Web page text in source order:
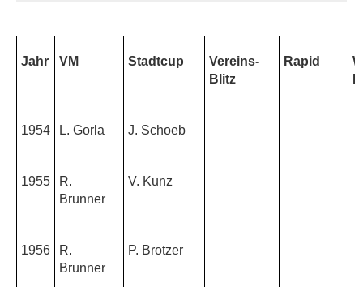
Jahr VM Stadtcup
Vereins-
Blitz
Rapid
1954 L. Gorla J. Schoeb
1955
R.
Brunner
V. Kunz
1956
R.
Brunner
P. Brotzer